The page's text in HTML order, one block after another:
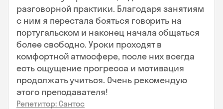
разговорной практики. Благодаря занятиям
с ним я перестала бояться говорить на
португальском и наконец начала общаться
более свободно. Уроки проходят в
комфортной атмосфере, после них всегда
есть ощущение прогресса и мотивация
продолжать учиться. Очень рекомендую
этого преподавателя!
Репетитор: Сантос